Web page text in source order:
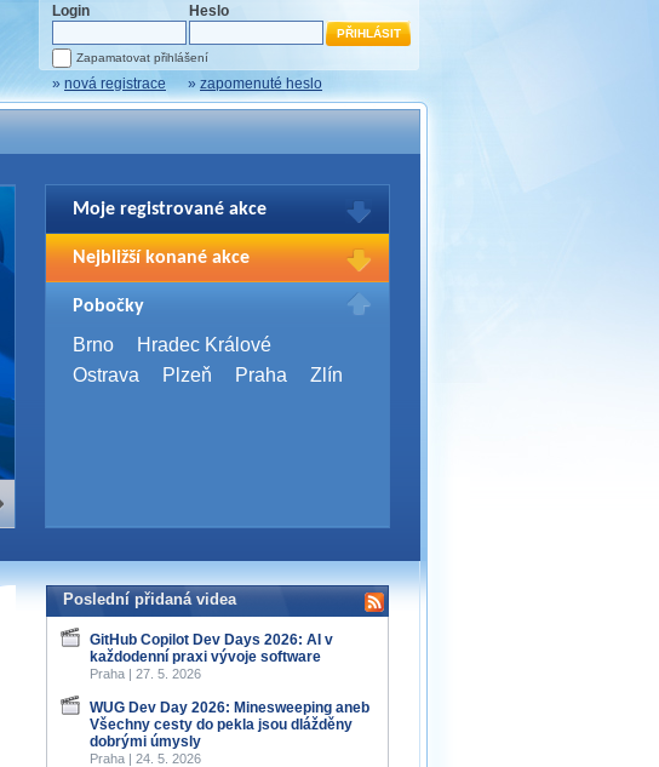
Login Heslo
Zapamatovat přihlášení
» nová registrace » zapomenuté heslo
Moje registrované akce
Pro zobrazení Vašich registrací na akce
se prosím přihlašte.
Nejbližší konané akce
WUG Days 2026
4. 9. 2026,Brno
SQL Server Bootcamp 2026
Pobočky
Brno
Hradec Králové
Ostrava
Plzeň Praha Zlín
Poslední přidaná videa
GitHub Copilot Dev Days 2026: AI v
každodenní praxi vývoje software
Praha | 27. 5. 2026
WUG Dev Day 2026: Minesweeping aneb
Všechny cesty do pekla jsou dlážděny
dobrými úmysly
Praha | 24. 5. 2026